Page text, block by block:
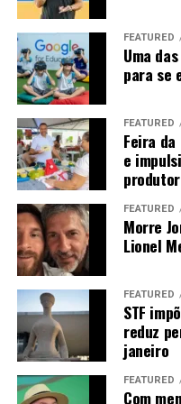
Enfim, se o clima
mês de agosto, não se
Diante disso, o que
manutenção das
uma certeza, apesar
dias.
Fonte:Informativo
Argemiro Luís Brum¹
1–Professor Titular do
Economia Internacional
coordenador,
CEEMA (FIDENE/UNIJUÍ).
FEATURED
Uma
para se
FEATURED
Feira
e
FEATURED
Morre
Lionel
FEATURED
STF
reduz
janeiro
FEATURED
Com